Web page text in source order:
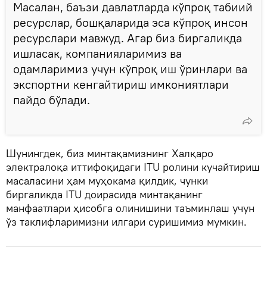
Масалан, баъзи давлатларда кўпроқ табиий
ресурслар, бошқаларида эса кўпроқ инсон
ресурслари мавжуд. Агар биз биргаликда
ишласак, компанияларимиз ва
одамларимиз учун кўпроқ иш ўринлари ва
экспортни кенгайтириш имкониятлари
пайдо бўлади.
Шунингдек, биз минтақамизнинг Халқаро
электралоқа иттифоқидаги ITU ролини кучайтириш
масаласини ҳам муҳокама қилдик, чунки
биргаликда ITU доирасида минтақанинг
манфаатлари ҳисобга олинишини таъминлаш учун
ўз таклифларимизни илгари суришимиз мумкин.